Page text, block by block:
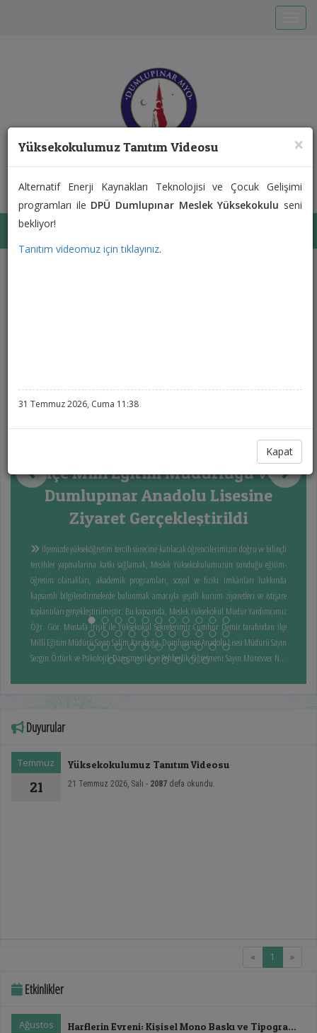
T.C. KÜTAHYA DUMLUPINAR ÜNİVERSİTESİ
Dumlupınar Meslek
Yüksekokulu
×
Yüksekokulumuz Tanıtım Videosu
Alternatif Enerji Kaynakları Teknolojisi ve Çocuk Gelişimi
programları ile DPÜ Dumlupınar Meslek Yüksekokulu seni
bekliyor!
Tanıtım videomuz için tıklayınız.
31 Temmuz 2026, Cuma 11:38
Kapat
İlçe Milli Eğitim Müdürlüğü ve
Dumlupınar Anadolu Lisesine
Ziyaret Gerçekleştirildi
İlçemizde yükseköğretim tercih sürecine katılacak öğrencilerimizin doğru ve bilinçli
tercihler yapmalarına katkı sağlamak, Meslek Yüksekokulumuzun sunduğu eğitim-
öğretim olanakları, akademik programları, sosyal ve fiziki imkânları hakkında
kapsamlı bilgilendirmelerde bulunmak amacıyla çeşitli kurum ziyaretleri ve istişare
toplantıları gerçekleştirilmiştir. Bu kapsamda, Meslek Yüksekokul Müdür Yardımcımız
Öğr. Gör. Mustafa İrişik ile Yüksekokul Sekreterimiz Cumhur Demir tarafından İlçe
Millî Eğitim Müdürü Sayın Salim Karaboğa, Dumlupınar Anadolu Lisesi Müdürü Sayın
Sezgin Öztürk ve Psikolojik Danışmanlık ve Rehberlik Öğretmeni Sayın Münevver Nur
akademik ve sosyal imkânlar ile mezuniyet sonrası kariyer fırsatları hakkında bilgi
paylaşımında bulunulmuştur. Ayrıca öğrencilerin tercih sürecinde doğru bilgiye
ulaşmalarını sağlamak ve yüksekokulumuzun daha geniş kitlelere tanıtılmasına
yönelik iş birliği imkânları ele alınmış, kurumlar arası koordinasyonun
güçlendirilmesi konusunda görüş alışverişinde bulunulmuştur.
Duyurular
Temmuz
21
Yüksekokulumuz Tanıtım Videosu
21 Temmuz 2026, Salı - 2087 defa okundu.
« 1 (current)
»
Etkinlikler
Ağustos
Harflerin Evreni: Kişisel Mono Baskı ve Tipografi